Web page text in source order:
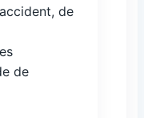
de
de